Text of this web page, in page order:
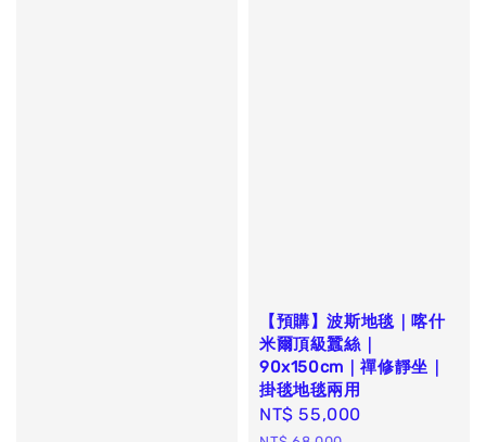
【預購】波斯地毯｜喀什
米爾頂級蠶絲｜
90x150cm｜禪修靜坐｜
掛毯地毯兩用
Sale
NT$ 55,000